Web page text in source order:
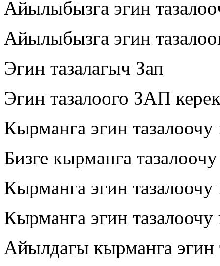
Айылыбызга эгин
Айылыбызга эгин
Эгин тазалагыч Зап
Эгин тазалоого ЗАП керек
Кырманга эгин
Бизге кырманга
Кырманга эгин
Кырманга эгин
Айылдагы кырманга эгин